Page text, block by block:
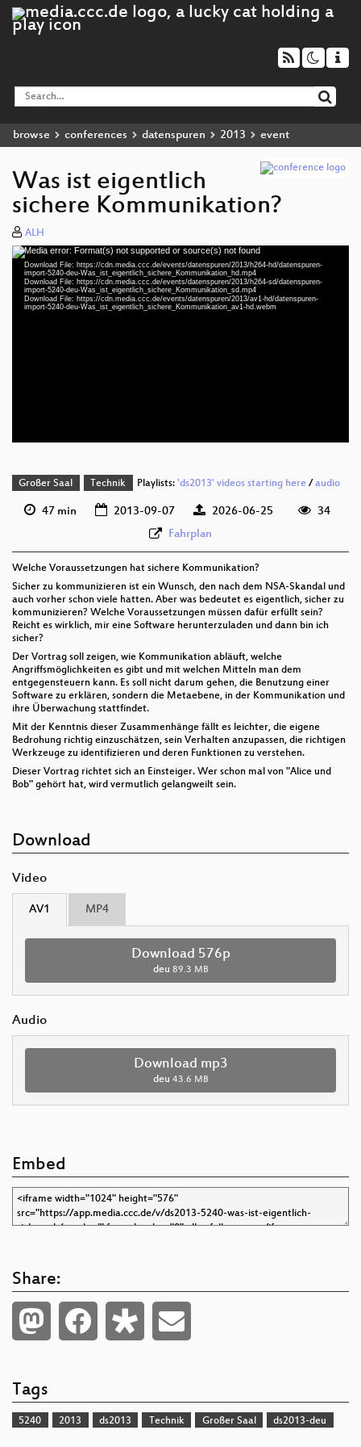
browse conferences datenspuren 2013 event
Was ist eigentlich
sichere Kommunikation?
ALH
Video
Player
Media error: Format(s) not supported or source(s) not found
Download File: https://cdn.media.ccc.de/events/datenspuren/2013/h264-hd/datenspuren-
import-5240-deu-Was_ist_eigentlich_sichere_Kommunikation_hd.mp4
Download File: https://cdn.media.ccc.de/events/datenspuren/2013/h264-sd/datenspuren-
import-5240-deu-Was_ist_eigentlich_sichere_Kommunikation_sd.mp4
Download File: https://cdn.media.ccc.de/events/datenspuren/2013/av1-hd/datenspuren-
import-5240-deu-Was_ist_eigentlich_sichere_Kommunikation_av1-hd.webm
Großer Saal Technik Playlists: 'ds2013' videos starting here/ audio
47 min 2013-09-07 2026-06-25
34
Fahrplan
Welche Voraussetzungen hat sichere Kommunikation?
Sicher zu kommunizieren ist ein Wunsch, den nach dem NSA-Skandal und
auch vorher schon viele hatten. Aber was bedeutet es eigentlich, sicher zu
kommunizieren? Welche Voraussetzungen müssen dafür erfüllt sein?
Reicht es wirklich, mir eine Software herunterzuladen und dann bin ich
sicher?
Der Vortrag soll zeigen, wie Kommunikation abläuft, welche
Angriffsmöglichkeiten es gibt und mit welchen Mitteln man dem
entgegensteuern kann. Es soll nicht darum gehen, die Benutzung einer
Software zu erklären, sondern die Metaebene, in der Kommunikation und
ihre Überwachung stattfindet.
Mit der Kenntnis dieser Zusammenhänge fällt es leichter, die eigene
Bedrohung richtig einzuschätzen, sein Verhalten anzupassen, die richtigen
Werkzeuge zu identifizieren und deren Funktionen zu verstehen.
Dieser Vortrag richtet sich an Einsteiger. Wer schon mal von "Alice und
Bob" gehört hat, wird vermutlich gelangweilt sein.
Download
Video
AV1 MP4
Download 576p
deu 89.3 MB
Audio
Download mp3
deu 43.6 MB
Embed
Share:
Tags
5240 2013 ds2013 Technik Großer Saal ds2013-deu